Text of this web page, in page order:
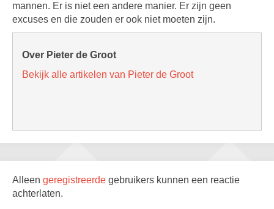
mannen. Er is niet een andere manier. Er zijn geen
excuses en die zouden er ook niet moeten zijn.
Over Pieter de Groot
Bekijk alle artikelen van Pieter de Groot
Alleen geregistreerde gebruikers kunnen een reactie
achterlaten.